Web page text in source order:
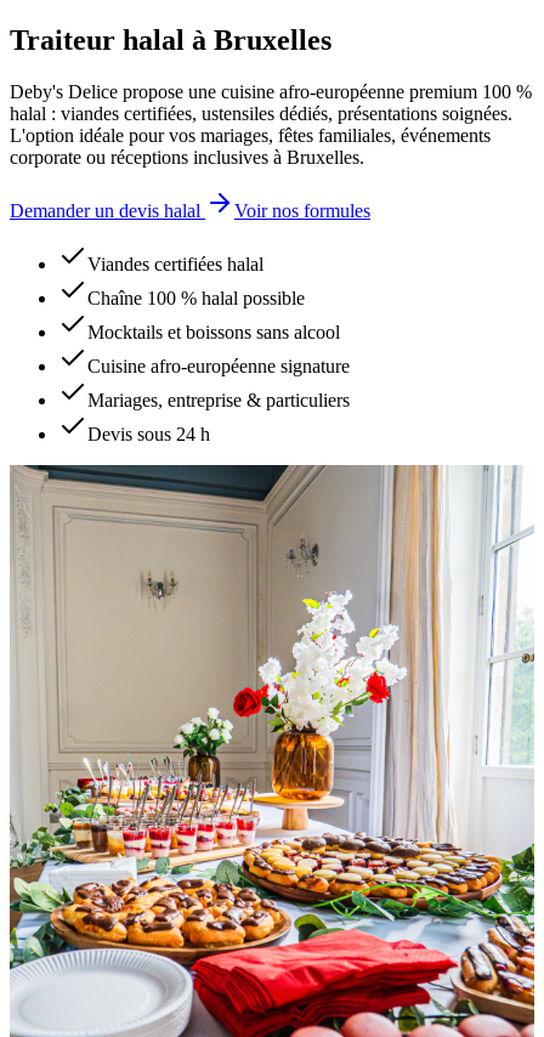
Traiteur halal à Bruxelles
Deby's Delice propose une cuisine afro-européenne premium 100 %
halal : viandes certifiées, ustensiles dédiés, présentations soignées.
L'option idéale pour vos mariages, fêtes familiales, événements
corporate ou réceptions inclusives à Bruxelles.
Demander un devis halal Voir nos formules
Viandes certifiées halal
Chaîne 100 % halal possible
Mocktails et boissons sans alcool
Cuisine afro-européenne signature
Mariages, entreprise & particuliers
Devis sous 24 h